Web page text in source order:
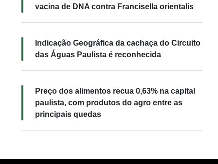
vacina de DNA contra Francisella orientalis
Indicação Geográfica da cachaça do Circuito
das Águas Paulista é reconhecida
Preço dos alimentos recua 0,63% na capital
paulista, com produtos do agro entre as
principais quedas